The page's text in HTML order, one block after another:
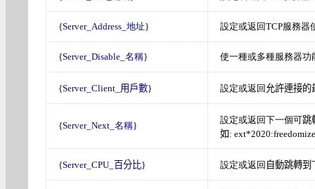
{Server_Address_地址} 設定或返回TCP服務器
{Server_Disable_名稱} 使一種或多種服務器功
{Server_Client_ 用戶數} 設定或返回 允許連接的
{Server_Next_名稱}
設定或返回下一個可跳
如:
{Server_CPU_ 百分比} 設定或返回 自動跳轉到